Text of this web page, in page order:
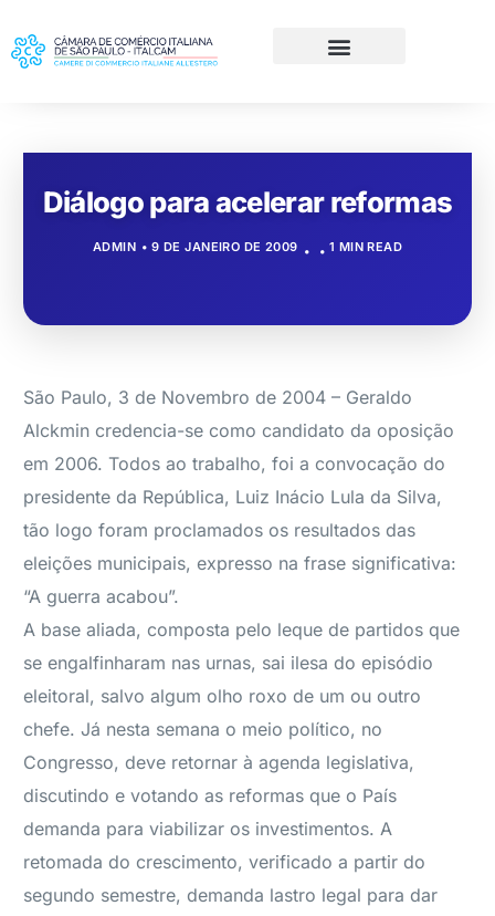
Diálogo para acelerar reformas
ADMIN 9 DE JANEIRO DE 2009 1 MIN READ
São Paulo, 3 de Novembro de 2004 – Geraldo
Alckmin credencia-se como candidato da oposição
em 2006. Todos ao trabalho, foi a convocação do
presidente da República, Luiz Inácio Lula da Silva,
tão logo foram proclamados os resultados das
eleições municipais, expresso na frase significativa:
“A guerra acabou”.
A base aliada, composta pelo leque de partidos que
se engalfinharam nas urnas, sai ilesa do episódio
eleitoral, salvo algum olho roxo de um ou outro
chefe. Já nesta semana o meio político, no
Congresso, deve retornar à agenda legislativa,
discutindo e votando as reformas que o País
demanda para viabilizar os investimentos. A
retomada do crescimento, verificado a partir do
segundo semestre, demanda lastro legal para dar